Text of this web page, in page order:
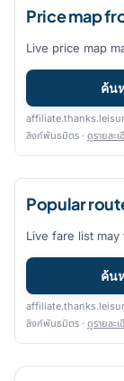
Price map
Live price map
ค้น
ลิงก์พันธมิตร · ดูรายละเ
Popular
Live fare list
ค้น
ลิงก์พันธมิตร · ดูรายละเ